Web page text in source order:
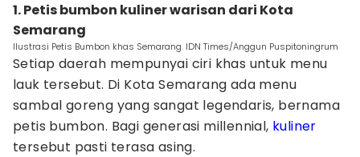
1. Petis bumbon kuliner warisan dari Kota
Semarang
Ilustrasi Petis Bumbon khas Semarang. IDN Times/Anggun Puspitoningrum
Setiap daerah mempunyai ciri khas untuk menu
lauk tersebut. Di Kota Semarang ada menu
sambal goreng yang sangat legendaris, bernama
petis bumbon. Bagi generasi millennial, kuliner
tersebut pasti terasa asing.